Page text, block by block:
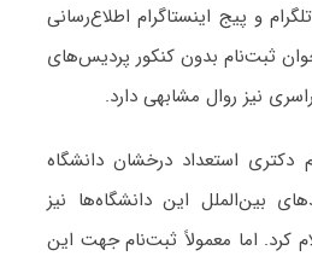
و پیج اینستاگرام اطلاع‌رسانی
ثبت‌نام بدون کنکور پردیس‌های
نیز روال مشابهی دارد.
استعداد درخشان دانشگاه
بین‌الملل این دانشگاه‌ها نیز
کرد. اما معمولاً ثبت‌نام جهت این